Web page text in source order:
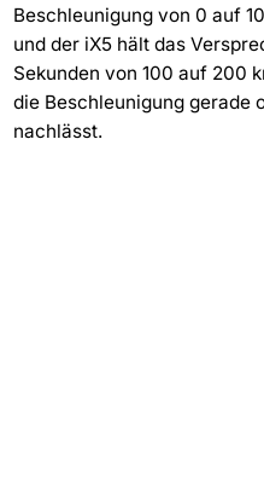
Beschleunigung von 0 auf
und der iX5 hält das
Sekunden von 100 auf 200
die Beschleunigung gerade
nachlässt.